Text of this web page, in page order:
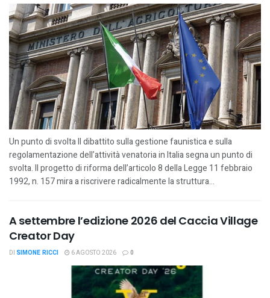
Un punto di svolta Il dibattito sulla gestione faunistica e sulla
regolamentazione dell’attività venatoria in Italia segna un punto di
svolta. Il progetto di riforma dell’articolo 8 della Legge 11 febbraio
1992, n. 157 mira a riscrivere radicalmente la struttura...
A settembre l’edizione 2026 del Caccia Village
Creator Day
DI SIMONE RICCI 6 AGOSTO 2026 0